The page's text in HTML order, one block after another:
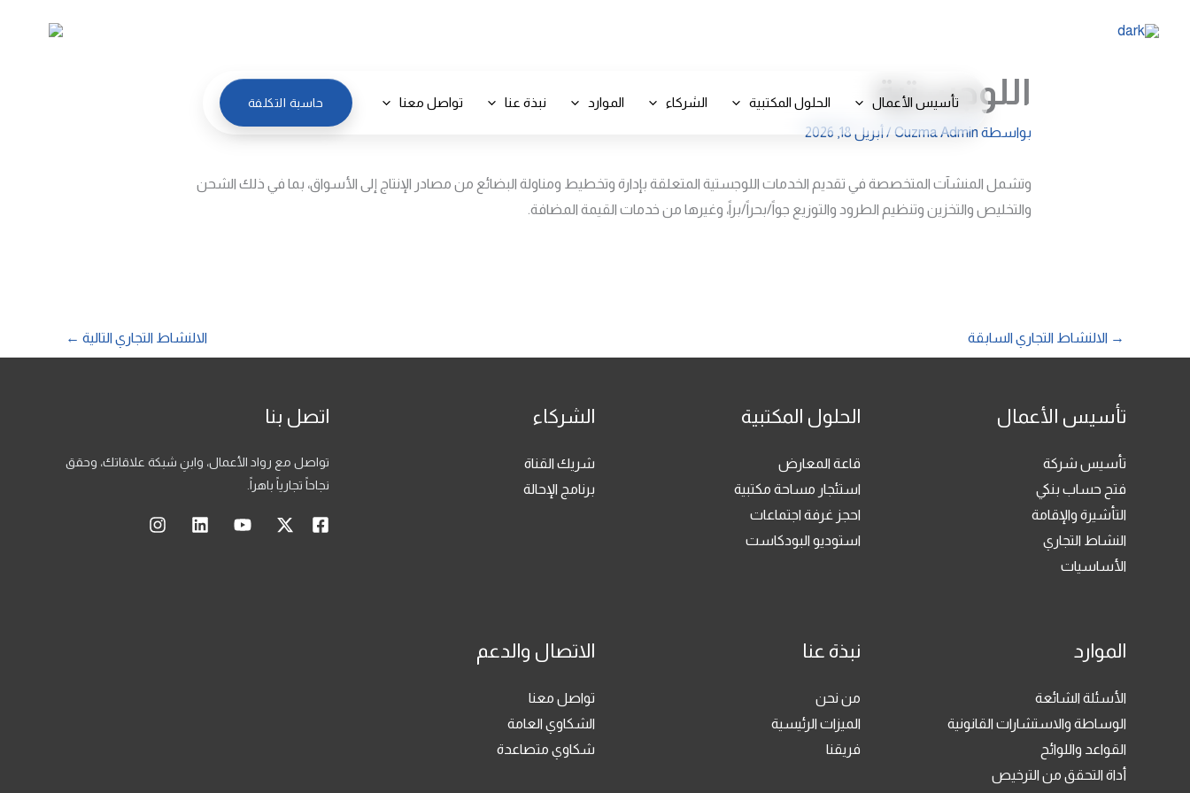
تأسيس الأعمال الحلول المكتبية الشركاء الموارد نبذة عنا تواصل معنا حاسبة التكلفة اللوجستية
بواسطة Cuzma Admin
/ أبريل 18, 2026
وتشمل المنشآت المتخصصة في تقديم الخدمات اللوجستية المتعلقة بإدارة وتخطيط ومناولة البضائع من مصادر الإنتاج إلى الأسواق، بما في ذلك الشحن
والتخليص والتخزين وتنظيم الطرود والتوزيع جواً/بحراً/براً، وغيرها من خدمات القيمة المضافة.
→ الالنشاط التجاري السابقة الالنشاط التجاري التالية ←
تأسيس الأعمال
تأسيس شركة
فتح حساب بنكي
التأشيرة والإقامة
النشاط التجاري
الأساسيات
الحلول المكتبية
قاعة المعارض
استئجار مساحة مكتبية
احجز غرفة اجتماعات
استوديو البودكاست
الشركاء
شريك القناة
برنامج الإحالة
اتصل بنا
تواصل مع رواد الأعمال، وابنِ شبكة علاقاتك، وحقق
نجاحاً تجارياً باهراً.
الموارد
الأسئلة الشائعة
الوساطة والاستشارات القانونية
القواعد واللوائح
أداة التحقق من الترخيص
نبذة عنا
من نحن
الميزات الرئيسية
فريقنا
الاتصال والدعم
تواصل معنا
الشكاوي العامة
شكاوي متصاعدة